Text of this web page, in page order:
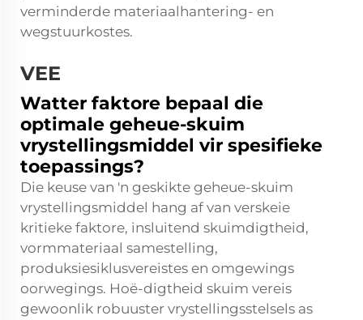
verminderde materiaalhantering- en
wegstuurkostes.
VEE
Watter faktore bepaal die
optimale geheue-skuim
vrystellingsmiddel vir spesifieke
toepassings?
Die keuse van 'n geskikte geheue-skuim
vrystellingsmiddel hang af van verskeie
kritieke faktore, insluitend skuimdigtheid,
vormmateriaal samestelling,
produksiesiklusvereistes en omgewings
oorwegings. Hoë-digtheid skuim vereis
gewoonlik robuuster vrystellingsstelsels as